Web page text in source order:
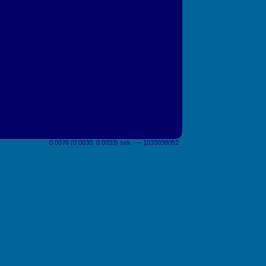
0.0076 (0.0030, 0.0033) sek. –– 1033038052